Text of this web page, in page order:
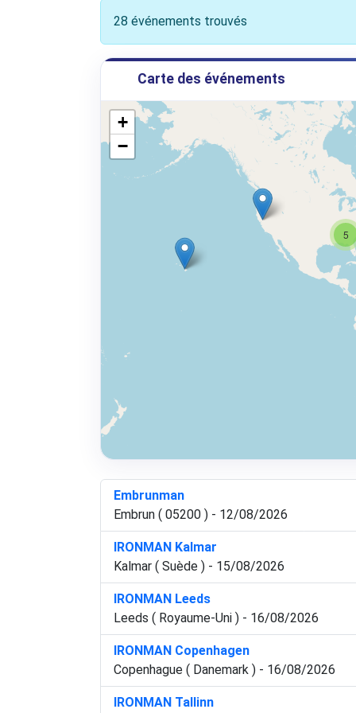
28 événements trouvés
Carte des événements
5
+
−
Embrunman
Embrun ( 05200 ) - 12/08/2026
IRONMAN Kalmar
Kalmar ( Suède ) - 15/08/2026
IRONMAN Leeds
Leeds ( Royaume-Uni ) - 16/08/2026
IRONMAN Copenhagen
Copenhague ( Danemark ) - 16/08/2026
IRONMAN Tallinn